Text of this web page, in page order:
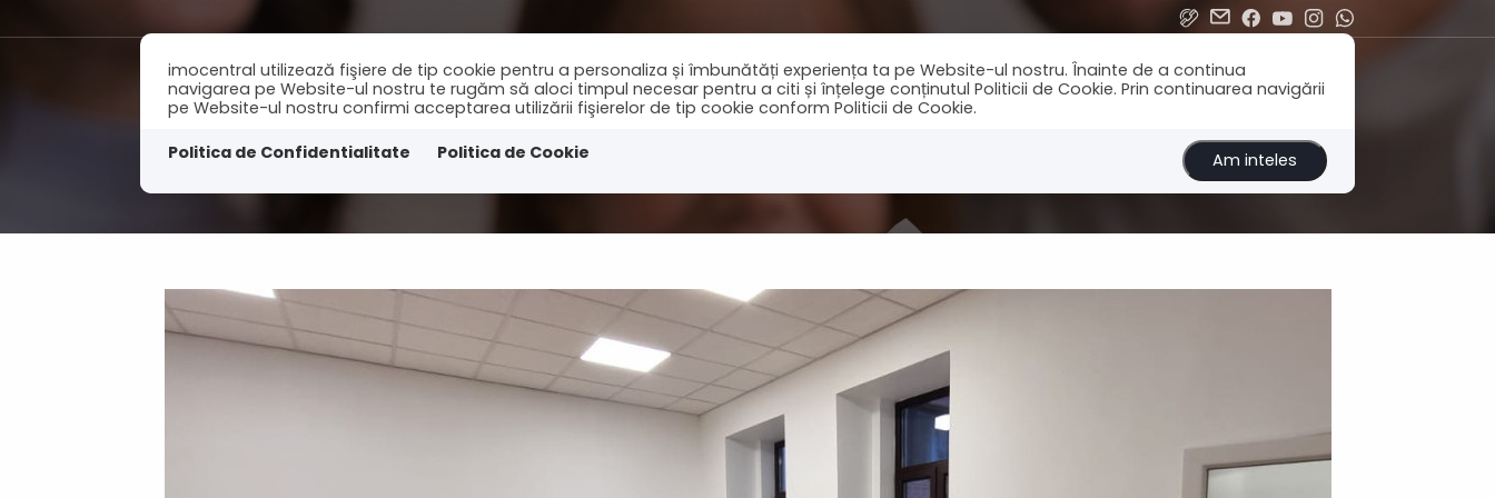
imocentral utilizează fişiere de tip cookie pentru a personaliza și îmbunătăți experiența ta pe Website-ul nostru. Înainte de a continua
navigarea pe Website-ul nostru te rugăm să aloci timpul necesar pentru a citi și înțelege conținutul Politicii de Cookie. Prin continuarea navigării
pe Website-ul nostru confirmi acceptarea utilizării fişierelor de tip cookie conform Politicii de Cookie.
Politica de Confidentialitate
Politica de Cookie Am inteles
Acasa Vanzari Inchirieri Cautari Stiri Contact